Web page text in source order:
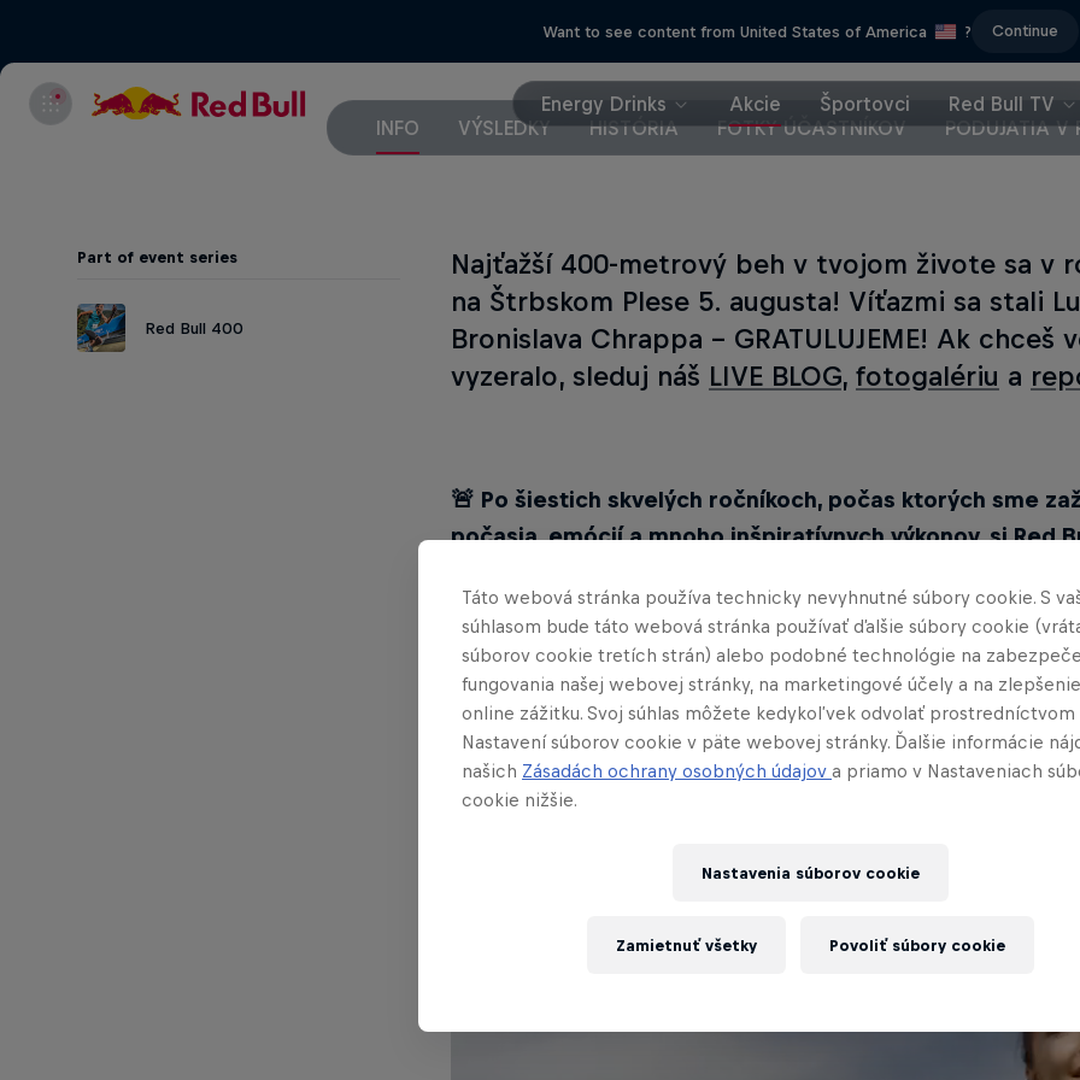
Want to see content from United States of America ? Continue
Energy Drinks Akcie Športovci
Red Bull TV
INFO
VÝSLEDKY HISTÓRIA FOTKY ÚČASTNÍKOV PODUJATIA V
Part of event series
Red Bull 400
Najťažší 400-metrový beh v tvojom živote sa v
na Štrbskom Plese 5. augusta! Víťazmi sa stali
Bronislava Chrappa - GRATULUJEME! Ak chceš
vyzeralo, sleduj náš LIVE BLOG, fotogalériu a
🚨 Po šiestich skvelých ročníkoch, počas ktorých sme
počasia, emócií a mnoho inšpiratívnych výkonov, si Red
Kde sa však jeden príbeh končí, druhý začína! Čo tak si
v živote zabehnúť pre tých, ktorí nemôžu, na podujatí
alebo si trochu okoreniť výstup do kopca a vyskúšať si
Chasersv krásnom prostredí Banskej Štiavnice? Všetky
nájdeš TU, takže už len stačí si vybrať‼️
Táto webová stránka používa technicky nevyhnutné súbory cookie. S
súhlasom bude táto webová stránka používať ďalšie súbory cookie
súborov cookie tretích strán) alebo podobné technológie na
fungovania našej webovej stránky, na marketingové účely a na
online zážitku. Svoj súhlas môžete kedykoľvek odvolať prostredníctvom
Nastavení súborov cookie v päte webovej stránky. Ďalšie informácie
našich Zásadách ochrany osobných údajov a priamo v Nastaveniach
cookie nižšie.
Nastavenia súborov cookie
Zamietnuť všetky Povoliť súbory cookie